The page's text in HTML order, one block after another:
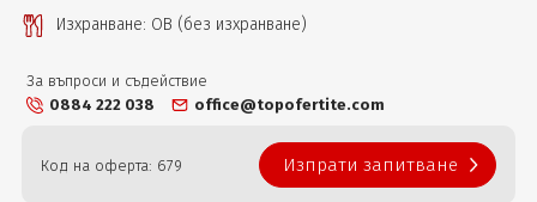
Изхранване: ОВ (без изхранване)
За въпроси и съдействие
0884 222 038
office@topofertite.com
Код на оферта: 679 Изпрати запитване